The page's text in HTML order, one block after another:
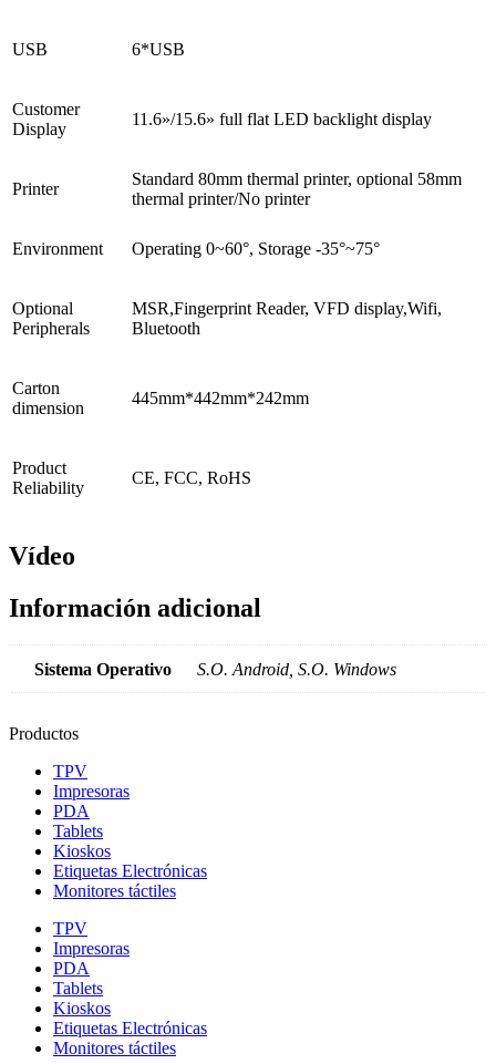
USB 6*USB
Customer
Display
11.6»/15.6» full flat LED backlight display
Printer
Standard 80mm thermal printer, optional 58mm
thermal printer/No printer
Environment Operating 0~60°, Storage -35°~75°
Optional
Peripherals
MSR,Fingerprint Reader, VFD display,Wifi,
Bluetooth
Carton
dimension
445mm*442mm*242mm
Product
Reliability
CE, FCC, RoHS
Vídeo
Información adicional
Sistema Operativo S.O. Android, S.O. Windows
Productos
TPV
Impresoras
PDA
Tablets
Kioskos
Etiquetas Electrónicas
Monitores táctiles
TPV
Impresoras
PDA
Tablets
Kioskos
Etiquetas Electrónicas
Monitores táctiles